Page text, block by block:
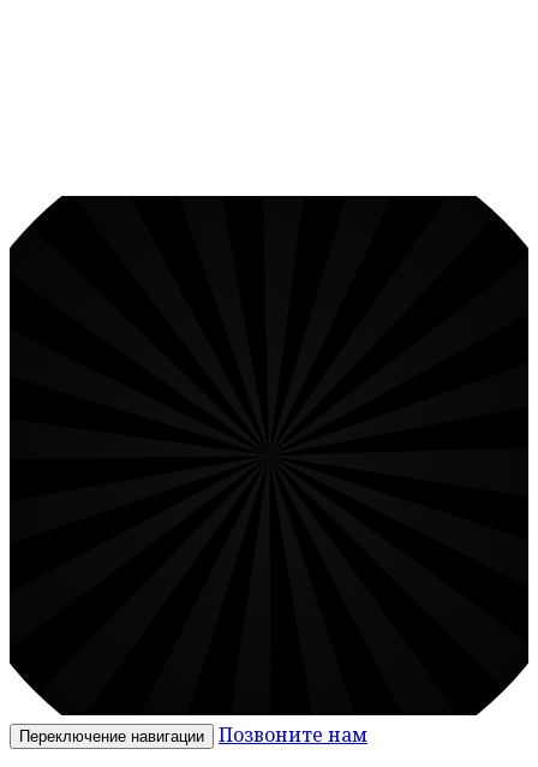
Переключение навигации
Позвоните нам